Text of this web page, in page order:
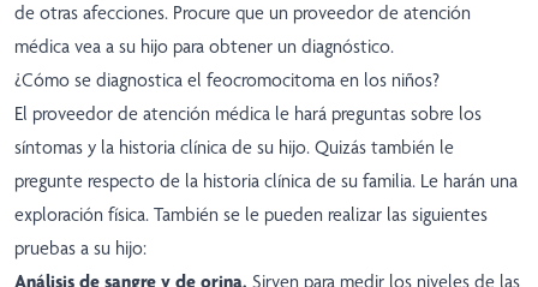
de otras afecciones. Procure que un proveedor de atención
médica vea a su hijo para obtener un diagnóstico.
¿Cómo se diagnostica el feocromocitoma en los niños?
El proveedor de atención médica le hará preguntas sobre los
síntomas y la historia clínica de su hijo. Quizás también le
pregunte respecto de la historia clínica de su familia. Le harán una
exploración física. También se le pueden realizar las siguientes
pruebas a su hijo:
Análisis de sangre y de orina. Sirven para medir los niveles de las